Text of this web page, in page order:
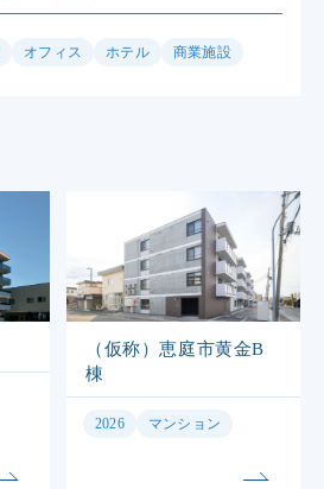
オフィス ホテル 商業施設
（仮称）恵庭市黄金B
棟
2026 マンション